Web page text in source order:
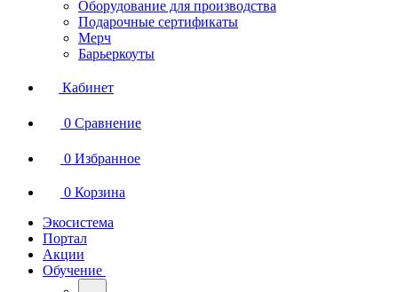
Оборудование для производства
Подарочные сертификаты
Мерч
Барьеркоуты
Кабинет
0 Сравнение
0 Избранное
0 Корзина
Экосистема
Портал
Акции
Обучение